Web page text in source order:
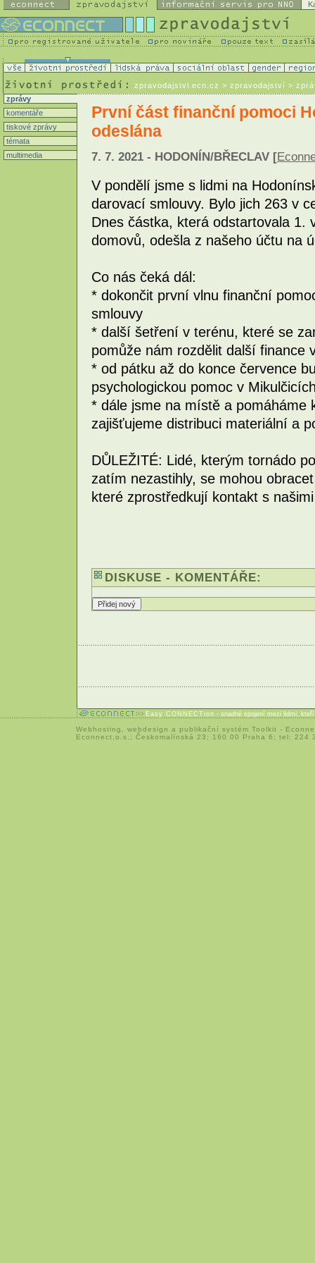
zpravodajstvi.ecn.cz > zpravodajství >
zprávy
komentáře
tiskové zprávy
témata
multimedia
První část finanční pomoci
odeslána
7. 7. 2021 - HODONÍN/BŘECLAV [
V pondělí jsme s lidmi na
darovací smlouvy. Bylo jich 263 v
Dnes částka, která odstartovala 1.
domovů, odešla z našeho účtu na
Co nás čeká dál:
* dokončit první vlnu finanční
smlouvy
* další šetření v terénu, které se
pomůže nám rozdělit další finance
* od pátku až do konce července
psychologickou pomoc v
* dále jsme na místě a pomáháme
zajišťujeme distribuci materiální a
DŮLEŽITÉ: Lidé, kterým tornádo
zatím nezastihly, se mohou
které zprostředkují kontakt s
DISKUSE - KOMENTÁŘE:
Easy CONNECTion - snadné spojení mezi lidmi,
Webhosting webdesign a publikační systém Toolkit -
Econnect,o.s.; Českomalínská 23; 160 00 Praha 6; tel: 224